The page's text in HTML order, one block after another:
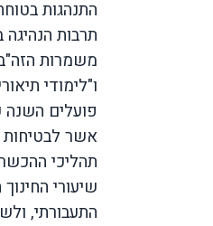
התנהגות
תרבות
משמרות
ו"לימודי
פועלים השנה כ-1,700 רכזים, ובבתי הספר העל יסודיים פועלים
אשר
תהליכי
שיעורי
התעבורתי,